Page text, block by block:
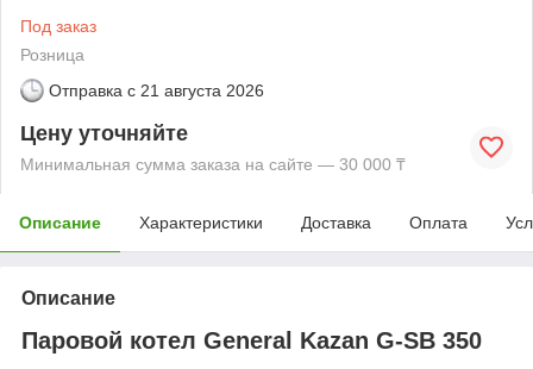
Под заказ
Розница
Отправка с 21 августа 2026
Цену уточняйте
Минимальная сумма заказа на сайте — 30 000 ₸
Описание Характеристики Доставка Оплата
Описание
Паровой котел General Kazan G-SB 350